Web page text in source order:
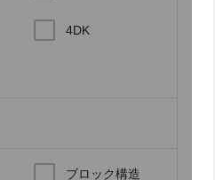
4DK
ブロック構造